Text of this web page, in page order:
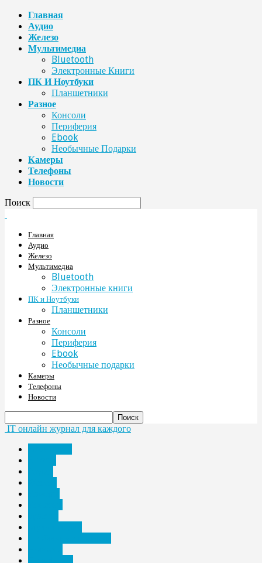
Главная
Аудио
Железо
Мультимедиа
Bluetooth
Электронные Книги
ПК И Ноутбуки
Планшетники
Разное
Консоли
Периферия
Ebook
Необычные Подарки
Камеры
Телефоны
Новости
Поиск
Главная
Аудио
Железо
Мультимедиа
Bluetooth
Электронные книги
ПК и Ноутбуки
Планшетники
Разное
Консоли
Периферия
Ebook
Необычные подарки
Камеры
Телефоны
Новости
IT онлайн журнал для каждого